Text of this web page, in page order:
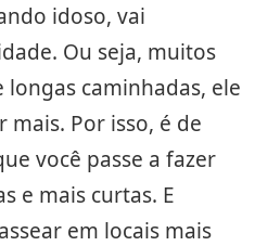
idoso, vai
Ou seja, muitos
caminhadas, ele
Por isso, é de
você passe a fazer
e mais curtas. E
em locais mais